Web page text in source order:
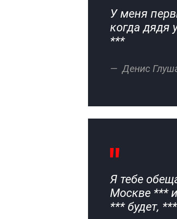
У меня
когда дядя
***
Денис
Я тебе
Москве ***
*** будет, ***